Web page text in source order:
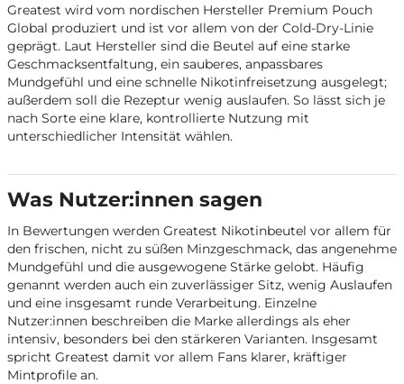
Greatest wird vom nordischen Hersteller Premium Pouch
Global produziert und ist vor allem von der Cold-Dry-Linie
geprägt. Laut Hersteller sind die Beutel auf eine starke
Geschmacksentfaltung, ein sauberes, anpassbares
Mundgefühl und eine schnelle Nikotinfreisetzung ausgelegt;
außerdem soll die Rezeptur wenig auslaufen. So lässt sich je
nach Sorte eine klare, kontrollierte Nutzung mit
unterschiedlicher Intensität wählen.
Was Nutzer:innen sagen
In Bewertungen werden Greatest Nikotinbeutel vor allem für
den frischen, nicht zu süßen Minzgeschmack, das angenehme
Mundgefühl und die ausgewogene Stärke gelobt. Häufig
genannt werden auch ein zuverlässiger Sitz, wenig Auslaufen
und eine insgesamt runde Verarbeitung. Einzelne
Nutzer:innen beschreiben die Marke allerdings als eher
intensiv, besonders bei den stärkeren Varianten. Insgesamt
spricht Greatest damit vor allem Fans klarer, kräftiger
Mintprofile an.